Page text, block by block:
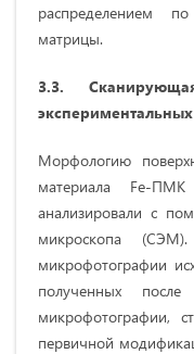
распределением
матрицы.
3.3.
Морфологию
материала Fe-ПМК
анализировали с
микроскопа
микрофотографии
полученных
микрофотографии,
первичной